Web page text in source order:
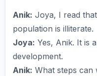
Anik: Joya, I read
population is illiterate.
Joya: Yes, Anik. It is
development.
Anik: What steps can